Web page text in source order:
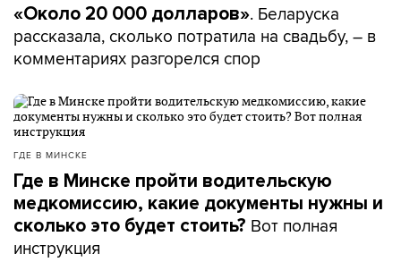
«Около 20 000 долларов». Беларуска
рассказала, сколько потратила на свадьбу, – в
комментариях разгорелся спор
ГДЕ В МИНСКЕ
Где в Минске пройти водительскую
медкомиссию, какие документы нужны и
сколько это будет стоить? Вот полная
инструкция